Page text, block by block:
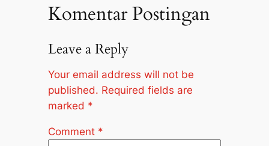
Komentar Postingan
Leave a Reply
Your email address will not be
published. Required fields are
marked *
Comment *